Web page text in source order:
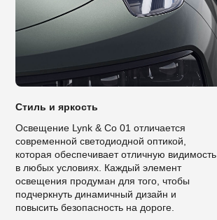
Стиль и яркость
Освещение Lynk & Co 01 отличается
современной светодиодной оптикой,
которая обеспечивает отличную видимость
в любых условиях. Каждый элемент
освещения продуман для того, чтобы
подчеркнуть динамичный дизайн и
повысить безопасность на дороге.